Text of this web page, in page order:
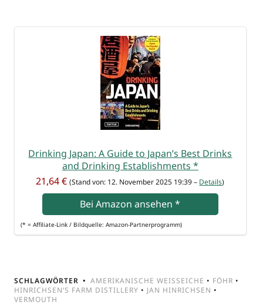
Drin­king Japan: A Gui­de to Japan’s Best Drinks
and Drin­king Estab­lish­ments *
21,64 € (Stand von: 12. Novem­ber 2025 19:39 – Details)
Bei Ama­zon anse­hen*
(* = Affi­lia­te-Link / Bild­quel­le: Amazon-Partnerprogramm)
SCHLAGWÖRTER AMERIKANISCHE WEISSEICHE • FÖHR •
HINRICHSEN‘S FARM DISTILLERY • JAN HINRICHSEN •
VERMOUTH